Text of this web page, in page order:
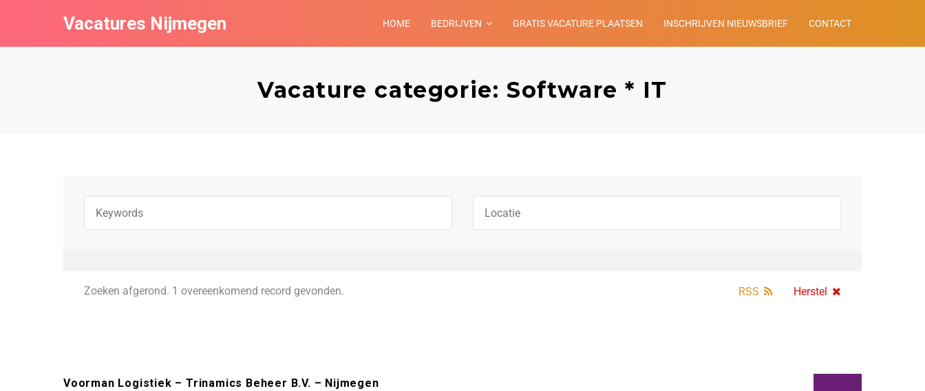
Vacatures Nijmegen HOME BEDRIJVEN GRATIS VACATURE PLAATSEN INSCHRIJVEN NIEUWSBRIEF CONTACT
Vacature categorie: Software * IT
Zoeken afgerond. 1 overeenkomend record gevonden. Herstel
RSS
Voorman Logistiek – Trinamics Beheer B.V. – Nijmegen